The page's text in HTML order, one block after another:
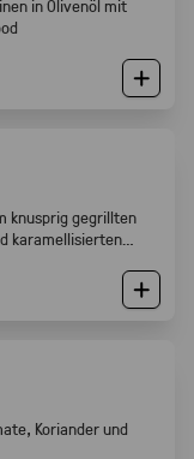
in Olivenöl mit
knusprig gegrillten
karamellisierten
Koriander und